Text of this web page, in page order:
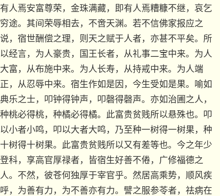
有人焉安富尊荣，金珠满藏，即有人焉糟糠不继，哀乞
穷途。其间荣辱相去，不啻天渊。若不信佛家报应之
说，宿世酬偿之理，则天之赋于人者，亦甚不平矣。所
以经言，为人豪贵，国王长者，从礼事二宝中来。为人
大富，从布施中来。为人长寿，从持戒中来。为人端
正，从忍辱中来。宿生作如是因，今生受如是果。喻如
典乐之士，叩钟得钟声，叩磬得磬声。亦如治圃之人，
种桃必得桃，种橘必得橘。此富贵贫贱所以悬殊也。叩
以小者小鸣，叩以大者大鸣，乃至种一树得一树果，种
十树得十树果。此富贵贫贱所以又有差等也。今之年少
登科，享高官厚禄者，皆宿生好善不倦，广修福德之
人。不然，彼苍何独厚于宰官乎。然居高乘势，顺风疾
呼，为善有力，为不善亦有力。譬之服参苓者，祛病在